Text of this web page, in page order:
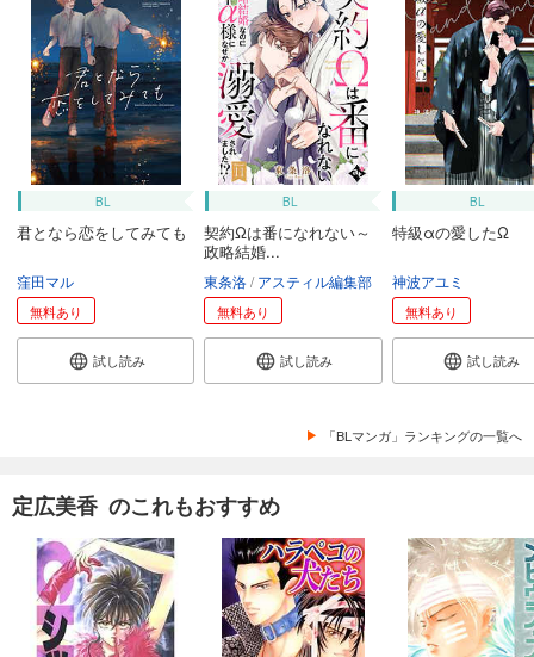
BL
君となら恋をしてみても
窪田マル
無料あり
試し読み
BL
契約Ωは番になれない～
政略結婚...
東条洛 アスティル編集部
無料あり
試し読み
BL
特級αの愛したΩ
神波アユミ
無料あり
試し読み
「BLマンガ」ランキングの一覧へ
定広美香 のこれもおすすめ